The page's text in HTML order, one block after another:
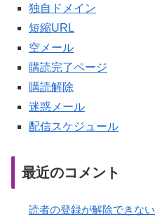
独自ドメイン
短縮URL
空メール
購読完了ページ
購読解除
迷惑メール
配信スケジュール
最近のコメント
読者の登録が解除できない